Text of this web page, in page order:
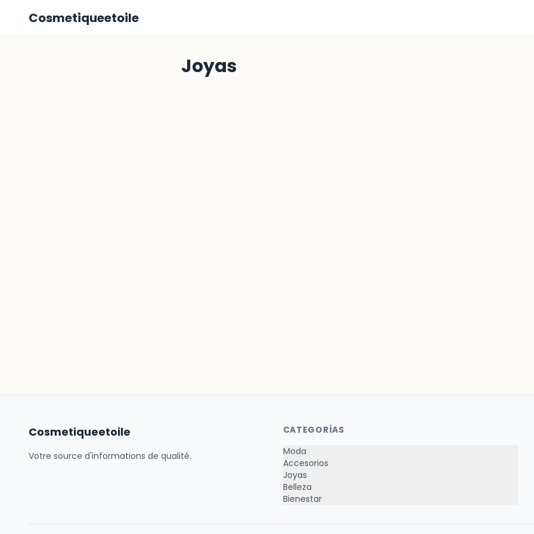
Cosmetiqueetoile
Joyas
Cosmetiqueetoile
Votre source d'informations de qualité.
CATEGORÍAS
Moda
Accesorios
Joyas
Belleza
Bienestar